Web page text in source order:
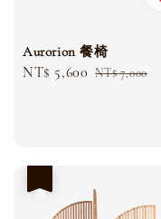
Aurorion 餐椅
Sale
NT$ 5,600 Regular
NT$ 7,000